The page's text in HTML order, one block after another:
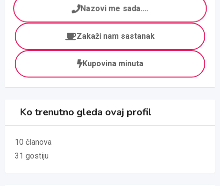
Nazovi me sada....
Zakaži nam sastanak
Kupovina minuta
Ko trenutno gleda ovaj profil
10 članova
31 gostiju